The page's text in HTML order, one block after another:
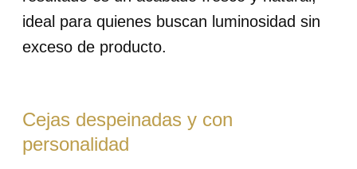
ideal para quienes buscan luminosidad sin
exceso de producto.
Cejas despeinadas y con
personalidad